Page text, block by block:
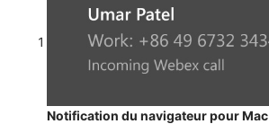
1
Notification du navigateur pour Mac